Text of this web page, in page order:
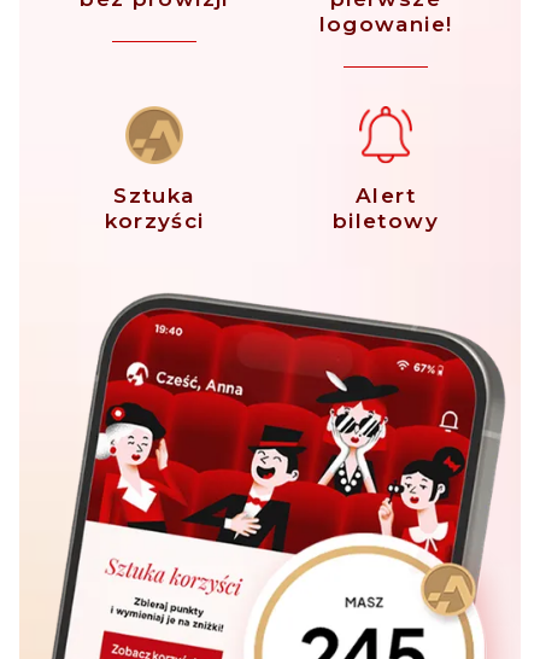
logowanie!
Sztuka
korzyści
Alert
biletowy